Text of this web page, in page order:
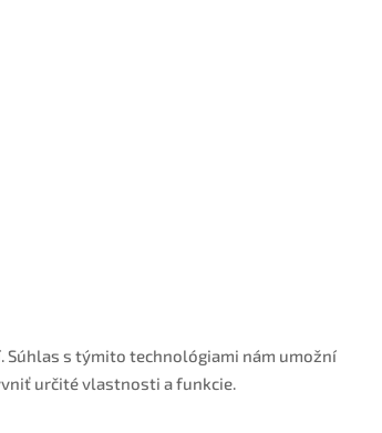
s týmito technológiami nám umožní
určité vlastnosti a funkcie.